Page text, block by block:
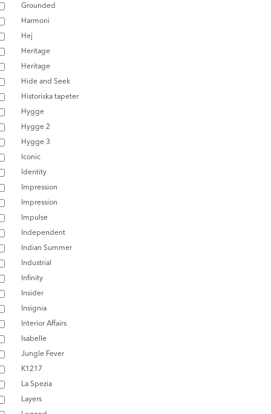
Grounded
Harmoni
Hej
Heritage
Heritage
Hide and Seek
Historiska tapeter
Hygge
Hygge 2
Hygge 3
Iconic
Identity
Impression
Impression
Impulse
Independent
Indian Summer
Industrial
Infinity
Insider
Insignia
Interior Affairs
Isabelle
Jungle Fever
K1217
La Spezia
Layers